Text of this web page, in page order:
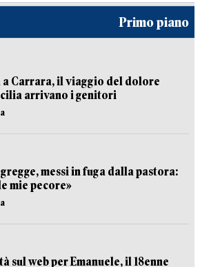
Primo piano
Carrara, il viaggio del dolore
arrivano i genitori
messi in fuga dalla pastora:
mie pecore»
sul web per Emanuele, il 18enne